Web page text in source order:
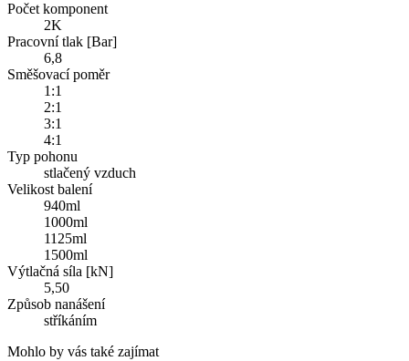
Počet komponent
2K
Pracovní tlak [Bar]
6,8
Směšovací poměr
1:1
2:1
3:1
4:1
Typ pohonu
stlačený vzduch
Velikost balení
940ml
1000ml
1125ml
1500ml
Výtlačná síla [kN]
5,50
Způsob nanášení
stříkáním
Mohlo by vás také zajímat